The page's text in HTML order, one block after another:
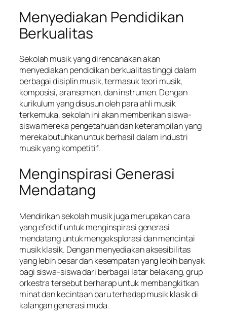
Menyediakan Pendidikan
Berkualitas
Sekolah musik yang direncanakan akan
menyediakan pendidikan berkualitas tinggi dalam
berbagai disiplin musik, termasuk teori musik,
komposisi, aransemen, dan instrumen. Dengan
kurikulum yang disusun oleh para ahli musik
terkemuka, sekolah ini akan memberikan siswa-
siswa mereka pengetahuan dan keterampilan yang
mereka butuhkan untuk berhasil dalam industri
musik yang kompetitif.
Menginspirasi Generasi
Mendatang
Mendirikan sekolah musik juga merupakan cara
yang efektif untuk menginspirasi generasi
mendatang untuk mengeksplorasi dan mencintai
musik klasik. Dengan menyediakan aksesibilitas
yang lebih besar dan kesempatan yang lebih banyak
bagi siswa-siswa dari berbagai latar belakang, grup
orkestra tersebut berharap untuk membangkitkan
minat dan kecintaan baru terhadap musik klasik di
kalangan generasi muda.